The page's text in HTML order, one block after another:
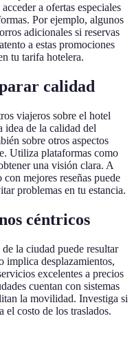
a ofertas especiales
Por ejemplo, algunos
adicionales si reservas
a estas promociones
tu tarifa hotelera.
calidad
viajeros sobre el hotel
idea de la calidad del
sobre otros aspectos
Utiliza plataformas como
una visión clara. A
mejores reseñas puede
problemas en tu estancia.
céntricos
la ciudad puede resultar
implica desplazamientos,
excelentes a precios
cuentan con sistemas
la movilidad. Investiga si
el costo de los traslados.